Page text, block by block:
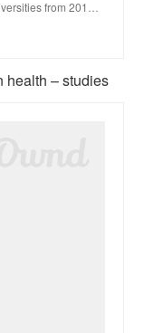
from 201…
health – studies